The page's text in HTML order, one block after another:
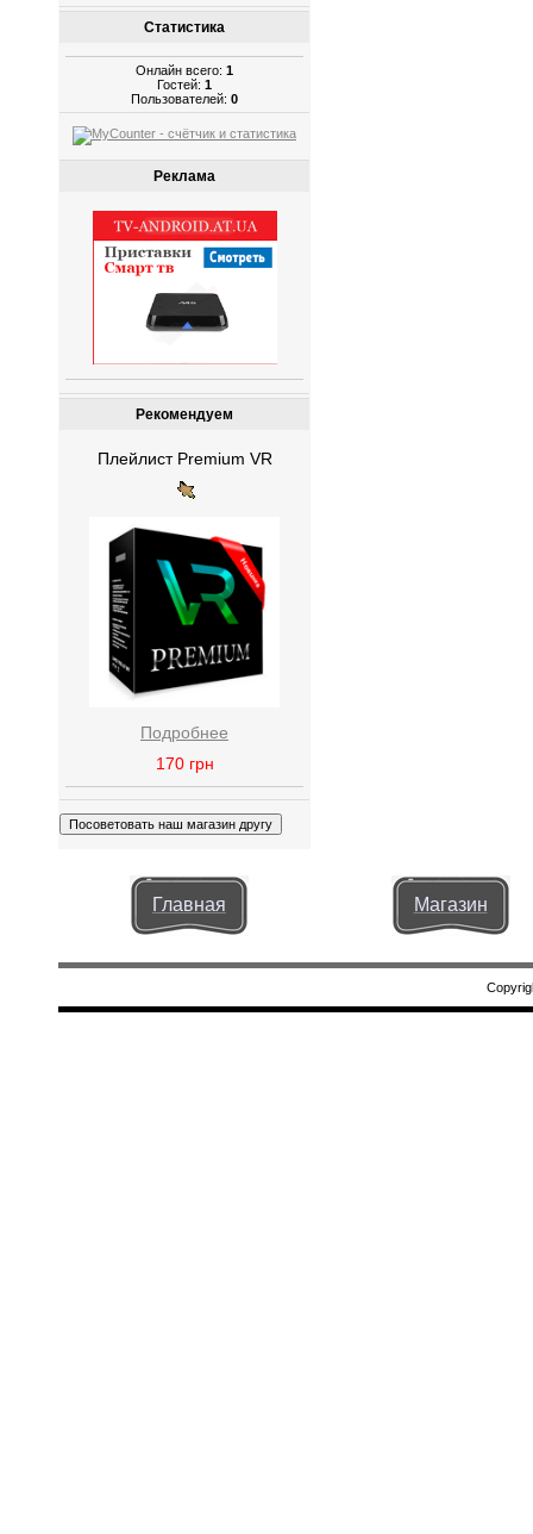
Статистика
Онлайн всего: 1
Гостей: 1
Пользователей: 0
Реклама
Рекомендуем
Плейлист Premium VR
Подробнее
170 грн
Главная Магазин